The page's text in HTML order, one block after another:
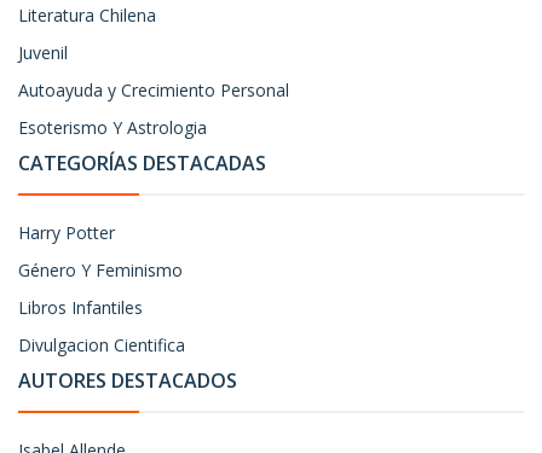
Literatura Chilena
Juvenil
Autoayuda y Crecimiento Personal
Esoterismo Y Astrologia
CATEGORÍAS DESTACADAS
Harry Potter
Género Y Feminismo
Libros Infantiles
Divulgacion Cientifica
AUTORES DESTACADOS